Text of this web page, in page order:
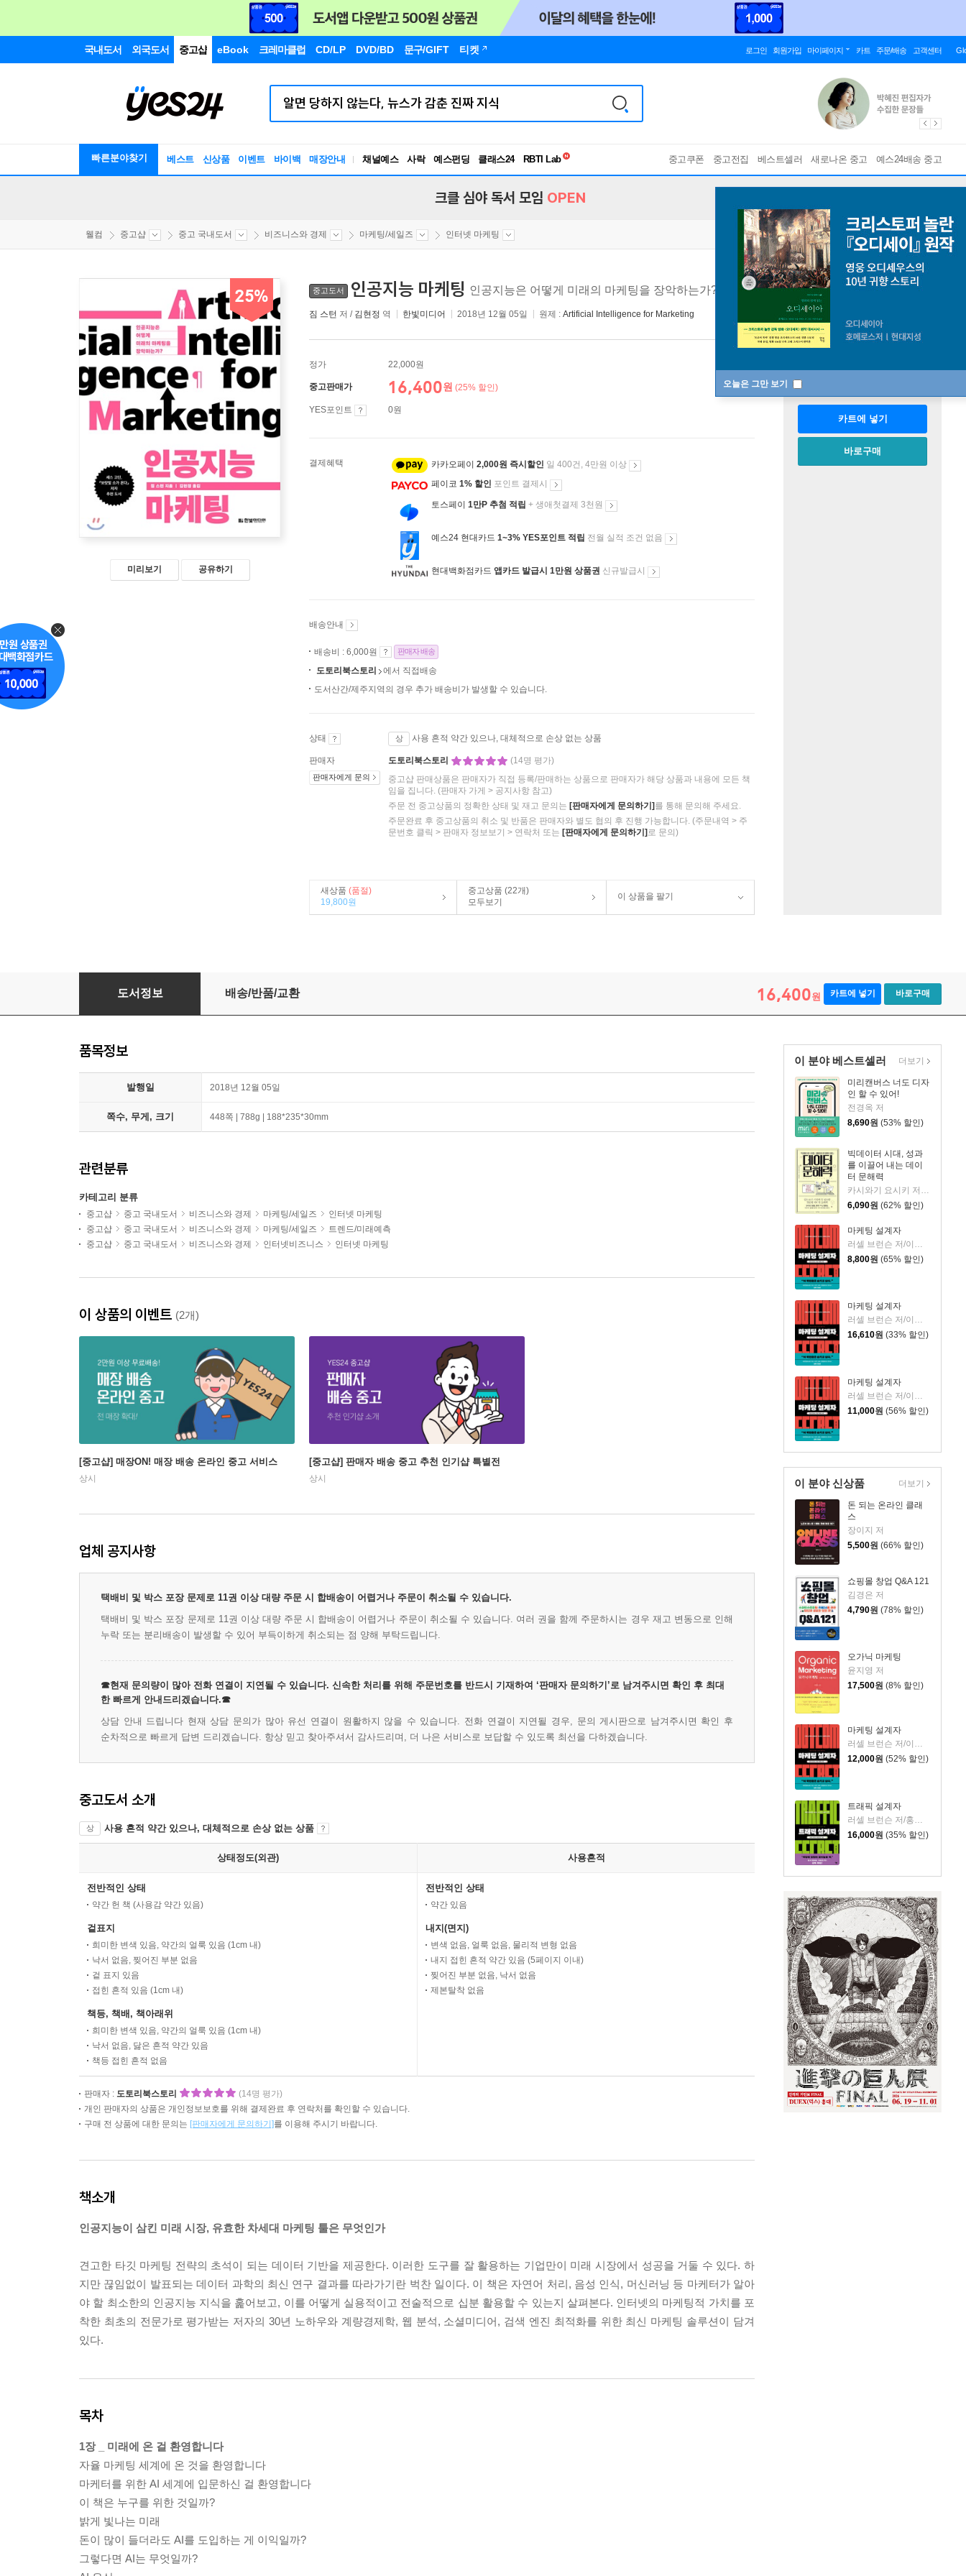
국내도서 외국도서 중고샵 eBook 크레마클럽 CD/LP DVD/BD 문구/GIFT 티켓 로그인 회원가입 마이페이지 카트 주문/배송 고객센터
빠른분야찾기 베스트 신상품 이벤트 바이백 매장안내 채널예스 사락 예스펀딩 클래스24
독서유형검사
중고쿠폰 중고전집 베스트셀러 새로나온 중고 예스24배송 중고
오늘은 그만 보기
크클 심야 독서 모임 OPEN
웰컴 중고샵 중고 국내도서 비즈니스와 경제 마케팅/세일즈 인터넷 마케팅
25%
미리보기 공유하기
중고도서 인공지능 마케팅 인공지능은 어떻게 미래의 마케팅을 장악하는가?
짐 스턴 저 / 김현정 역 한빛미디어 2018년 12월 05일 원제 : Artificial Intelligence for Marketing
정가 22,000원
중고판매가 16,400원 (25% 할인)
YES포인트 0원
결제혜택 카카오페이 2,000원 즉시할인 일 400건, 4만원 이상
페이코 1% 할인 포인트 결제시
토스페이 1만P 추첨 적립 + 생애첫결제 3천원
예스24 현대카드 1~3% YES포인트 적립 전월 실적 조건 없음
현대백화점카드 앱카드 발급시 1만원 상품권 신규발급시
배송안내
배송비 : 6,000원 판매자 배송
도토리북스토리
에서 직접배송
도서산간/제주지역의 경우 추가 배송비가 발생할 수 있습니다.
상태 상 사용 흔적 약간 있으나, 대체적으로 손상 없는 상품
판매자
판매자에게 문의
도토리북스토리
(14명 평가)
중고샵 판매상품은 판매자가 직접 등록/판매하는 상품으로 판매자가 해당 상품과 내용에 모든 책
임을 집니다. (판매자 가게 > 공지사항 참고)
주문 전 중고상품의 정확한 상태 및 재고 문의는 [판매자에게 문의하기] 를 통해 문의해 주세요.
주문완료 후 중고상품의 취소 및 반품은 판매자와 별도 협의 후 진행 가능합니다. (주문내역 > 주
문번호 클릭 > 판매자 정보보기 > 연락처 또는 [판매자에게 문의하기] 로 문의)
새상품 (품절)
19,800원
중고상품 (22개)
모두보기
이 상품을 팔기
수량
카트에 넣기
바로구매
인공지능 마케팅
도서정보 배송/반품/교환 16,400원 카트에 넣기 바로구매
이 분야 베스트셀러
미리캔버스 너도 디자
인 할 수 있어!
전경옥 저
8,690원 (53% 할인)
빅데이터 시대, 성과
를 이끌어 내는 데이
터 문해력
카시와기 요시키 저/강모희 역
6,090원 (62% 할인)
마케팅 설계자
8,800원 (65% 할인)
마케팅 설계자
러셀 브런슨 저/이경식 역
16,610원 (33% 할인)
마케팅 설계자
러셀 브런슨 저/이경식 역
11,000원 (56% 할인)
더보기
이 분야 신상품
돈 되는 온라인 클래
스
장이지 저
5,500원 (66% 할인)
쇼핑몰 창업 Q&A 121
김경은 저
4,790원 (78% 할인)
오가닉 마케팅
윤지영 저
17,500원 (8% 할인)
마케팅 설계자
러셀 브런슨 저/이경식 역
12,000원 (52% 할인)
트래픽 설계자
러셀 브런슨 저/홍경탁 역
16,000원 (35% 할인)
더보기
품목정보
발행일 2018년 12월 05일
쪽수, 무게, 크기 448쪽 | 788g | 188*235*30mm
관련분류
카테고리 분류
중고샵 중고 국내도서 비즈니스와 경제 마케팅/세일즈
인터넷 마케팅
중고샵
중고 국내도서 비즈니스와 경제 마케팅/세일즈
트렌드/미래예측
중고샵
중고 국내도서 비즈니스와 경제 인터넷비즈니스 인터넷 마케팅
이 상품의 이벤트 (2개)
[중고샵] 매장ON! 매장 배송 온라인 중고 서비스
상시
[중고샵] 판매자 배송 중고 추천 인기샵 특별전
상시
업체 공지사항
택배비 및 박스 포장 문제로 11권 이상 대량 주문 시 합배송이 어렵거나 주문이 취소될 수 있습니다.
택배비 및 박스 포장 문제로 11권 이상 대량 주문 시 합배송이 어렵거나 주문이 취소될 수 있습니다. 여러 권을 함께 주문하시는 경우 재고 변동으로 인해
누락 또는 분리배송이 발생할 수 있어 부득이하게 취소되는 점 양해 부탁드립니다.
☎현재 문의량이 많아 전화 연결이 지연될 수 있습니다. 신속한 처리를 위해 주문번호를 반드시 기재하여 ‘판매자 문의하기’로 남겨주시면 확인 후 최대
한 빠르게 안내드리겠습니다.☎
상담 안내 드립니다 현재 상담 문의가 많아 유선 연결이 원활하지 않을 수 있습니다. 전화 연결이 지연될 경우, 문의 게시판으로 남겨주시면 확인 후
순차적으로 빠르게 답변 드리겠습니다. 항상 믿고 찾아주셔서 감사드리며, 더 나은 서비스로 보답할 수 있도록 최선을 다하겠습니다.
중고도서 소개
상 사용 흔적 약간 있으나, 대체적으로 손상 없는 상품
상태정도(외관) 사용흔적
전반적인 상태
약간 헌 책 (사용감 약간 있음)
겉표지
희미한 변색 있음, 약간의 얼룩 있음 (1cm 내)
낙서 없음, 찢어진 부분 없음
겉 표지 있음
접힌 흔적 있음 (1cm 내)
책등, 책배, 책아래위
희미한 변색 있음, 약간의 얼룩 있음 (1cm 내)
낙서 없음, 닳은 흔적 약간 있음
책등 접힌 흔적 없음
전반적인 상태
약간 있음
내지(면지)
변색 없음, 얼룩 없음, 물리적 변형 없음
내지 접힌 흔적 약간 있음 (5페이지 이내)
찢어진 부분 없음, 낙서 없음
제본탈착 없음
판매자 : 도토리북스토리
(14명 평가)
개인 판매자의 상품은 개인정보보호를 위해 결제완료 후 연락처를 확인할 수 있습니다.
구매 전 상품에 대한 문의는 [판매자에게 문의하기]를 이용해 주시기 바랍니다.
책소개
인공지능이 삼킨 미래 시장, 유효한 차세대 마케팅 툴은 무엇인가
견고한 타깃 마케팅 전략의 초석이 되는 데이터 기반을 제공한다. 이러한 도구를 잘 활용하는 기업만이 미래 시장에서 성공을 거둘 수 있다. 하
지만 끊임없이 발표되는 데이터 과학의 최신 연구 결과를 따라가기란 벅찬 일이다. 이 책은 자연어 처리, 음성 인식, 머신러닝 등 마케터가 알아
야 할 최소한의 인공지능 지식을 훑어보고, 이를 어떻게 실용적이고 전술적으로 십분 활용할 수 있는지 살펴본다. 인터넷의 마케팅적 가치를 포
착한 최초의 전문가로 평가받는 저자의 30년 노하우와 계량경제학, 웹 분석, 소셜미디어, 검색 엔진 최적화를 위한 최신 마케팅 솔루션이 담겨
있다.
목차
1장 _ 미래에 온 걸 환영합니다
자율 마케팅 세계에 온 것을 환영합니다
마케터를 위한 AI 세계에 입문하신 걸 환영합니다
이 책은 누구를 위한 것일까?
밝게 빛나는 미래
돈이 많이 들더라도 AI를 도입하는 게 이익일까?
그렇다면 AI는 무엇일까?